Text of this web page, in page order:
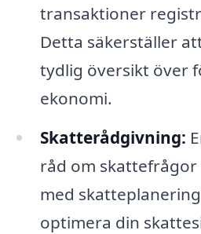
transaktioner
Detta säkerställer
tydlig översikt över
ekonomi.
Skatterådgivning:
råd om skattefrågor
med
optimera din